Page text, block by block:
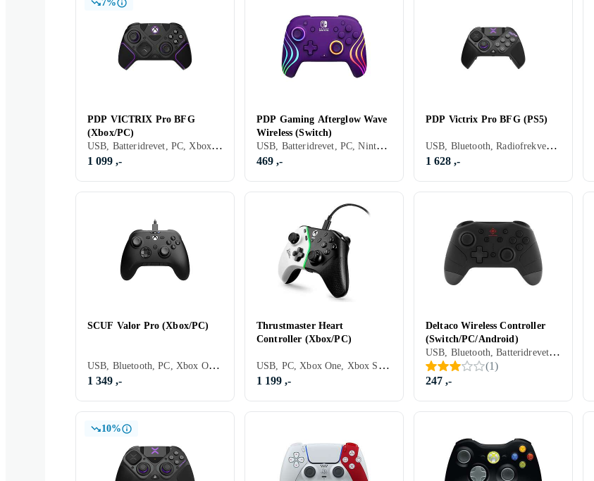
7%
PDP VICTRIX Pro BFG
(Xbox/PC)
USB, Batteridrevet, PC, Xbox One, Programmerbare knapper
1 099 ,-
PDP Gaming Afterglow Wave
Wireless (Switch)
USB, Batteridrevet, PC, Nintendo Switch, Xbox Series X/Series S, Nintendo Switch 2, Vibrasjonsfunksjon, Rörelsestyrning, LED bakgrunnsbelysning, Programmerbare knapper
469 ,-
PDP Victrix Pro BFG (PS5)
USB, Bluetooth, Radiofrekvens (RF), Spillport, Batteridrevet, PC, PS5, Vibrasjonsfunksjon, Programmerbare knapper, Mottaker inkludert
1 628 ,-
SCUF Valor Pro (Xbox/PC)
USB, Bluetooth, PC, Xbox One, Mobil, Xbox Series X/Series S, Programmerbar, Vibrasjonsfunksjon, Ergonomisk grep
1 349 ,-
Thrustmaster Heart
Controller (Xbox/PC)
USB, PC, Xbox One, Xbox Series X/Series S, LED bakgrunnsbelysning, Programmerbare knapper
1 199 ,-
Deltaco Wireless Controller
(Switch/PC/Android)
USB, Bluetooth, Batteridrevet, PC, Mobil, Nintendo Switch, Nintendo Switch 2, Vibrasjonsfunksjon
(1)
247 ,-
10%